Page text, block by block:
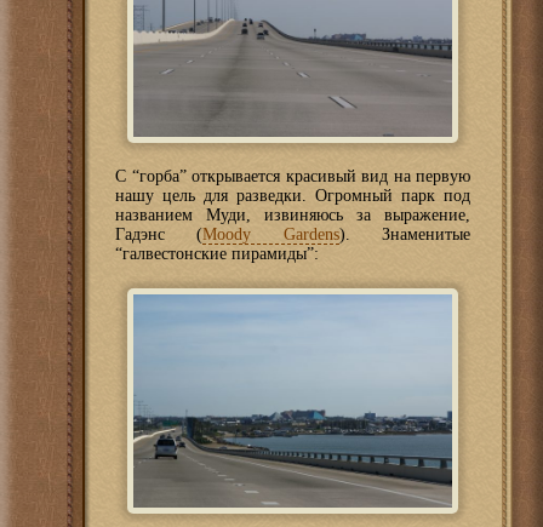
С “горба” открывается красивый вид на первую
нашу цель для разведки. Огромный парк под
названием Муди, извиняюсь за выражение,
Гадэнс (Moody Gardens). Знаменитые
“галвестонские пирамиды”: